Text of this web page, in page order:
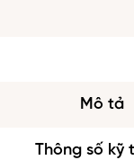
Mô tả
Thông số kỹ